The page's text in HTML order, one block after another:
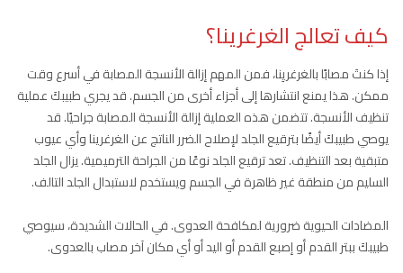
كيف تعالج الغرغرينا؟
إذا كنتَ مصابًا بالغرغريِنا، فمن المهم إزالة الأنسجة المصابة في أسرع وقت
ممكن. هذا يمنع انتشارها إلى أجزاء أخرى من الجسم. قد يجري طبيبكَ عملية
تنظيف الأنسجة. تتضمن هذه العملية إزالة الأنسجة المصابة جراحيًا. قد
يوصي طبيبكَ أيضًا بترقيع الجلد لإصلاح الضرر الناتج عن الغرغرينا وأي عيوب
متبقية بعد التنظيف. تعد ترقيع الجلد نوعًا من الجراحة الترميمية. يزال الجلد
السليم من منطقة غير ظاهرة في الجسم ويستخدم لاستبدال الجلد التالف.
المضادات الحيوية ضرورية لمكافحة العدوى. في الحالات الشديدة، سيوصي
طبيبكَ ببتر القدم أو إصبع القدم أو اليد أو أي مكان آخر مصاب بالعدوى.